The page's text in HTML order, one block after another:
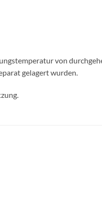
von
gelagert wurden.